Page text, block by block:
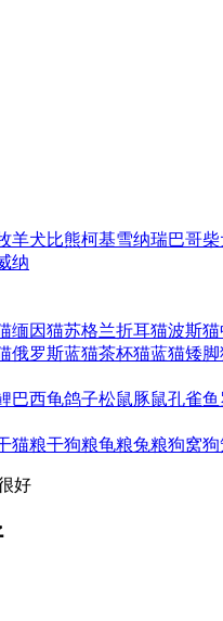
羊犬比熊柯基雪纳瑞巴哥柴
纳
缅因猫苏格兰折耳猫波斯猫
俄罗斯蓝猫茶杯猫蓝猫矮脚
巴西龟鸽子松鼠豚鼠孔雀鱼
猫粮干狗粮龟粮兔粮狗窝狗
好